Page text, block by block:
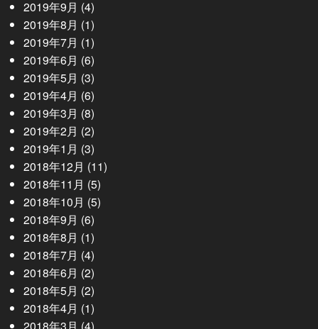
2019年9月 (4)
2019年8月 (1)
2019年7月 (1)
2019年6月 (6)
2019年5月 (3)
2019年4月 (6)
2019年3月 (8)
2019年2月 (2)
2019年1月 (3)
2018年12月 (11)
2018年11月 (5)
2018年10月 (5)
2018年9月 (6)
2018年8月 (1)
2018年7月 (4)
2018年6月 (2)
2018年5月 (2)
2018年4月 (1)
2018年3月 (4)